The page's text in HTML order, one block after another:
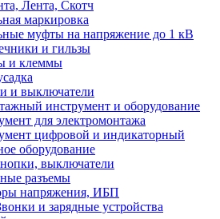
Лента, Скотч
маркировка
муфты на напряжение до 1 кВ
и гильзы
и клеммы
и выключатели
инструмент и оборудование
для электромонтажа
цифровой и индикаторный
оборудование
выключатели
разъемы
напряжения, ИБП
и зарядные устройства